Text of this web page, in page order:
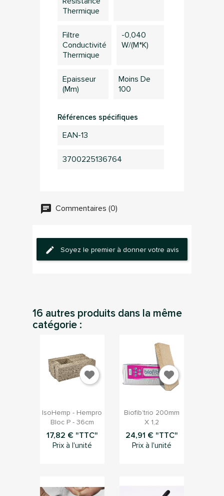
Thermique
Filtre
Conductivité
Thermique
-0,040
W/(m*K)
Epaisseur
(mm)
Moins De
100
Références spécifiques
EAN-13
3700225136764
Commentaires (0)
Soyez le premier à donner votre avis
16 autres produits dans la même
catégorie :
Aperçu rapide
IsoHemp - Hempro
Bloc P - 36cm
17,82 € "TTC"
Prix à l'unité
Aperçu rapide
Biofib’trio 200mm
X 1,2
24,91 € "TTC"
Prix à l'unité
Vous devez être connecté pour sauvegarder des
produits dans votre liste d'envie